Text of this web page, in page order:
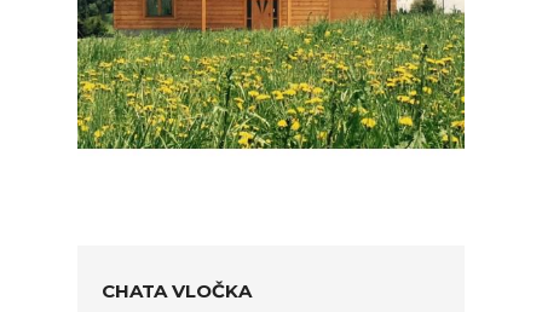
CHATA VLOČKA